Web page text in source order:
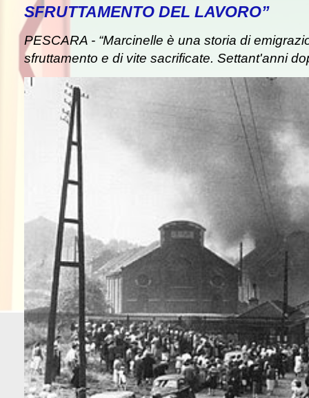
SFRUTTAMENTO DEL LAVORO”
PESCARA - “Marcinelle è una storia di
sfruttamento e di vite sacrificate. Settant'anni